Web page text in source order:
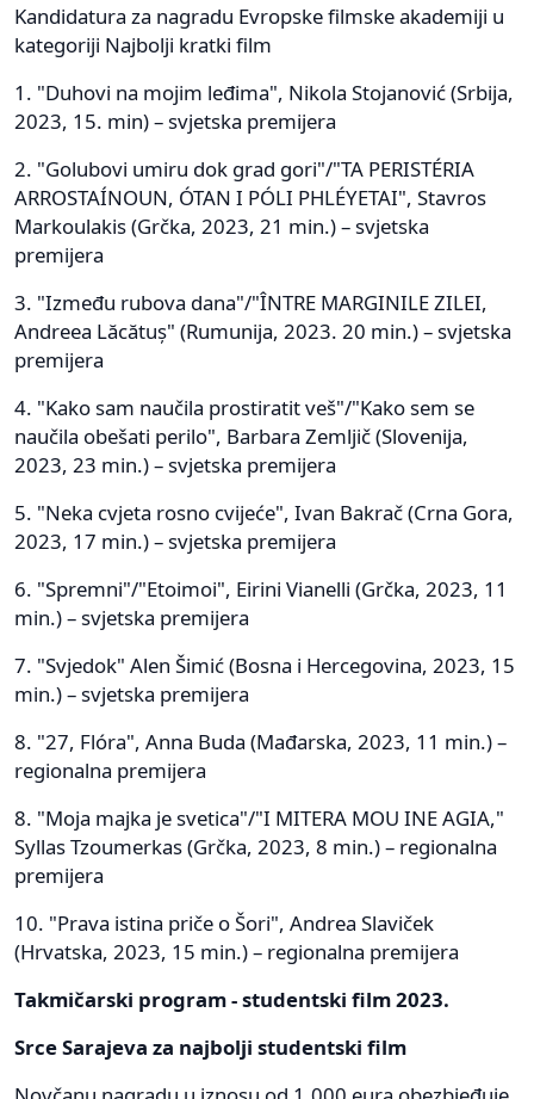
Kandidatura za nagradu Evropske filmske akademiji u
kategoriji Najbolji kratki film
1. "Duhovi na mojim leđima", Nikola Stojanović (Srbija,
2023, 15. min) – svjetska premijera
2. "Golubovi umiru dok grad gori"/"TA PERISTÉRIA
ARROSTAÍNOUN, ÓTAN I PÓLI PHLÉYETAI", Stavros
Markoulakis (Grčka, 2023, 21 min.) – svjetska
premijera
3. "Između rubova dana"/"ÎNTRE MARGINILE ZILEI,
Andreea Lăcătuș" (Rumunija, 2023. 20 min.) – svjetska
premijera
4. "Kako sam naučila prostiratit veš"/"Kako sem se
naučila obešati perilo", Barbara Zemljič (Slovenija,
2023, 23 min.) – svjetska premijera
5. "Neka cvjeta rosno cvijeće", Ivan Bakrač (Crna Gora,
2023, 17 min.) – svjetska premijera
6. "Spremni"/"Etoimoi", Eirini Vianelli (Grčka, 2023, 11
min.) – svjetska premijera
7. "Svjedok" Alen Šimić (Bosna i Hercegovina, 2023, 15
min.) – svjetska premijera
8. "27, Flóra", Anna Buda (Mađarska, 2023, 11 min.) –
regionalna premijera
8. "Moja majka je svetica"/"I MITERA MOU INE AGIA,"
Syllas Tzoumerkas (Grčka, 2023, 8 min.) – regionalna
premijera
10. "Prava istina priče o Šori", Andrea Slaviček
(Hrvatska, 2023, 15 min.) – regionalna premijera
Takmičarski program - studentski film 2023.
Srce Sarajeva za najbolji studentski film